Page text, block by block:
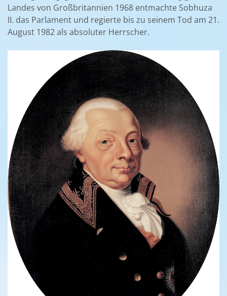
Landes von Großbritannien 1968 entmachte Sobhuza
II. das Parlament und regierte bis zu seinem Tod am 21.
August 1982 als absoluter Herrscher.